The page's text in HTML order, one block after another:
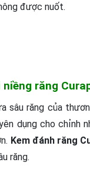
được nuốt.
răng
sâu răng của
dụng cho chỉnh
Kem đánh răng
răng.